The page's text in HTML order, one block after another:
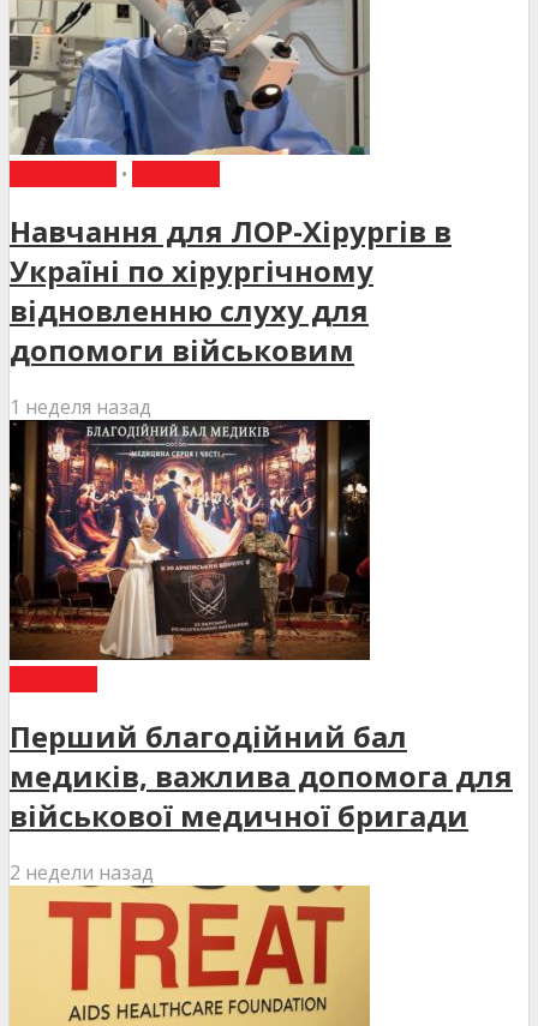
•
Навчання для ЛОР-Хірургів в
Україні по хірургічному
відновленню слуху для
допомоги військовим
1 неделя назад
Перший благодійний бал
медиків, важлива допомога для
військової медичної бригади
2 недели назад